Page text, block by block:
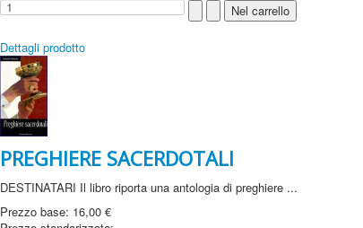
Dettagli prodotto
PREGHIERE SACERDOTALI
DESTINATARI Il libro riporta una antologia di preghiere ...
Prezzo base: 16,00 €